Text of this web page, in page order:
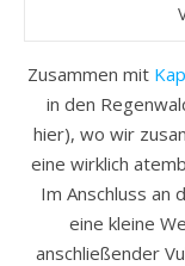
Zusammen mit
in den
hier), wo wir
eine wirklich
Im Anschluss an
eine kleine
anschließender